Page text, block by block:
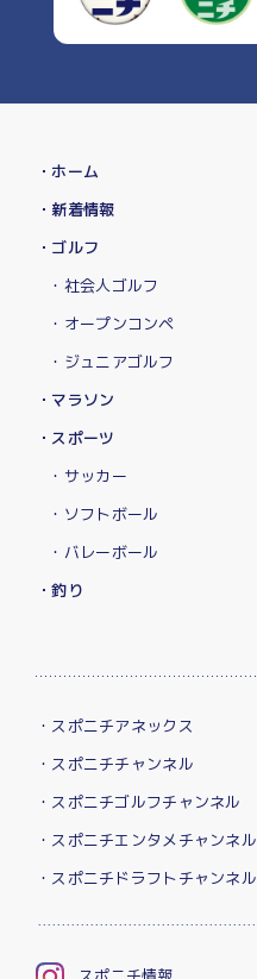
・ホーム
・新着情報
・ゴルフ
・社会人ゴルフ
・オープンコンペ
・ジュニアゴルフ
・マラソン
・スポーツ
・サッカー
・ソフトボール
・バレーボール
・釣り
・スポニチアネックス
・スポニチチャンネル
・スポニチゴルフチャンネル
・スポニチエンタメチャンネル
・スポニチドラフトチャンネル